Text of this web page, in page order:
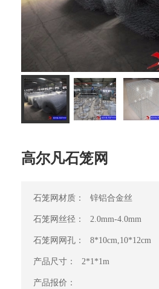
高尔凡石笼网
石笼网材质： 锌铝合金丝
石笼网丝径： 2.0mm-4.0mm
石笼网网孔： 8*10cm,10*12cm
产品尺寸： 2*1*1m
产品报价：